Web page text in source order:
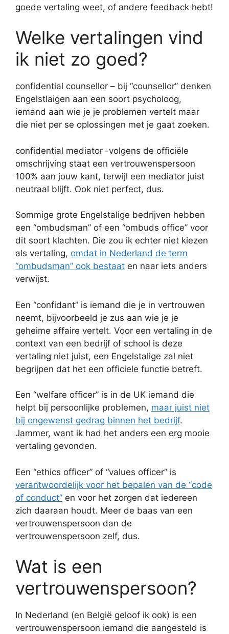
goede vertaling weet, of andere feedback hebt!
Welke vertalingen vind
ik niet zo goed?
confidential counsellor – bij “counsellor” denken
Engelstlaigen aan een soort psycholoog,
iemand aan wie je je problemen vertelt maar
die niet per se oplossingen met je gaat zoeken.
confidential mediator -volgens de officiële
omschrijving staat een vertrouwenspersoon
100% aan jouw kant, terwijl een mediator juist
neutraal blijft. Ook niet perfect, dus.
Sommige grote Engelstalige bedrijven hebben
een “ombudsman” of een “ombuds office” voor
dit soort klachten. Die zou ik echter niet kiezen
als vertaling, omdat in Nederland de term
“ombudsman” ook bestaat en naar iets anders
verwijst.
Een “confidant” is iemand die je in vertrouwen
neemt, bijvoorbeeld je zus aan wie je je
geheime affaire vertelt. Voor een vertaling in de
context van een bedrijf of school is deze
vertaling niet juist, een Engelstalige zal niet
begrijpen dat het een officiele functie betreft.
Een “welfare officer” is in de UK iemand die
helpt bij persoonlijke problemen, maar juist niet
bij ongewenst gedrag binnen het bedrijf.
Jammer, want ik had het anders een erg mooie
vertaling gevonden.
Een “ethics officer” of “values officer” is
verantwoordelijk voor het bepalen van de “code
of conduct” en voor het zorgen dat iedereen
zich daaraan houdt. Meer de baas van een
vertrouwenspersoon dan de
vertrouwenspersoon zelf, dus.
Wat is een
vertrouwenspersoon?
In Nederland (en België geloof ik ook) is een
vertrouwenspersoon iemand die aangesteld is